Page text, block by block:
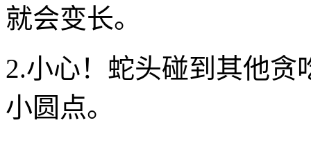
就会变长。
2.小心！蛇头碰到其他
小圆点。